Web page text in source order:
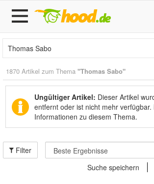
1870 Artikel zum Thema "Thomas Sabo"
Ungültiger Artikel: Dieser Artikel
entfernt oder ist nicht mehr verfügbar.
Informationen zu diesem Thema.
Filter
Suche speichern